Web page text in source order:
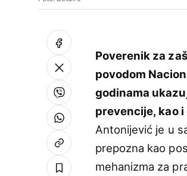
Poverenik za
povodom
godinama
prevencije, kao
Antonijević je u
prepozna kao
mehanizma za